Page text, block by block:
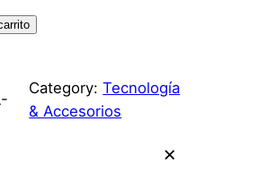
Category:Tecnología
& Accesorios